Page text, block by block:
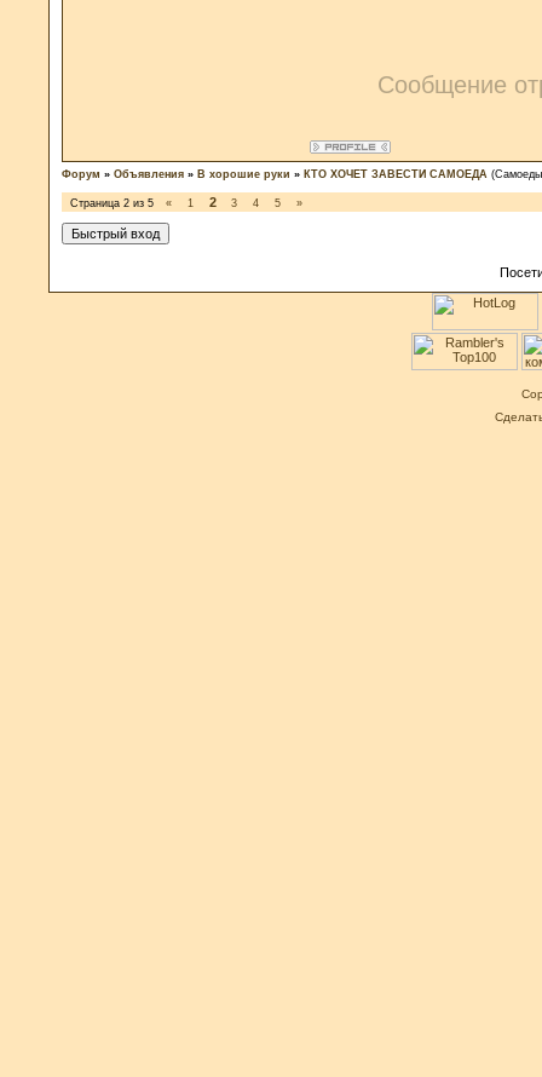
Сообщение
Форум » Объявления » В хорошие руки » КТО ХОЧЕТ ЗАВЕСТИ САМОЕДА (Самоеды
Страница 2 из 5 « 1 2 3 4 5 »